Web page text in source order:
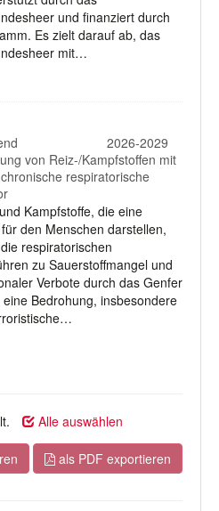
und finanziert durch
Es zielt darauf ab, das
mit…
2026-2029
von Reiz-/Kampfstoffen mit
respiratorische
Kampfstoffe, die eine
den Menschen darstellen,
respiratorischen
zu Sauerstoffmangel und
Verbote durch das Genfer
Bedrohung, insbesondere
Alle auswählen
als PDF exportieren